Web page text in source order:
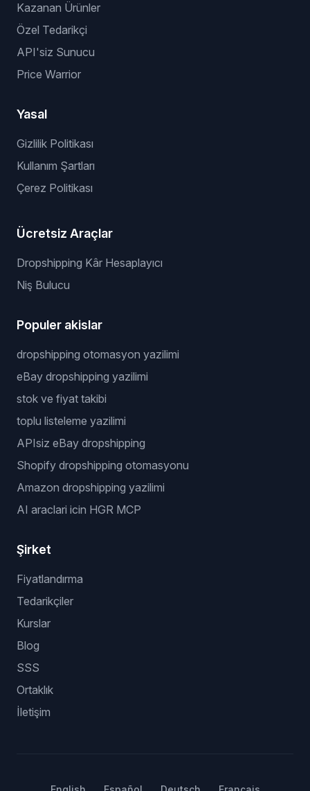
Kazanan Ürünler
Özel Tedarikçi
API'siz Sunucu
Price Warrior
Yasal
Gizlilik Politikası
Kullanım Şartları
Çerez Politikası
Ücretsiz Araçlar
Dropshipping Kâr Hesaplayıcı
Niş Bulucu
Populer akislar
dropshipping otomasyon yazilimi
eBay dropshipping yazilimi
stok ve fiyat takibi
toplu listeleme yazilimi
APIsiz eBay dropshipping
Shopify dropshipping otomasyonu
Amazon dropshipping yazilimi
AI araclari icin HGR MCP
Şirket
Fiyatlandırma
Tedarikçiler
Kurslar
Blog
SSS
Ortaklık
İletişim